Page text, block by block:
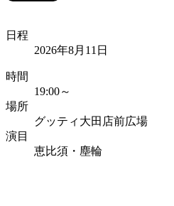
日程
2026年8月11日
時間
19:00～
場所
グッティ大田店前広場
演目
恵比須・塵輪